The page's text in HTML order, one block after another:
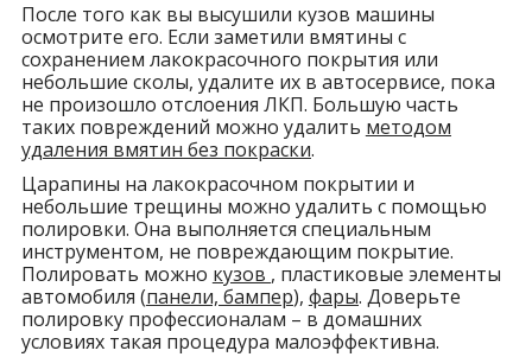
После того как вы высушили кузов машины
осмотрите его. Если заметили вмятины с
сохранением лакокрасочного покрытия или
небольшие сколы, удалите их в автосервисе, пока
не произошло отслоения ЛКП. Большую часть
таких повреждений можно удалить методом
удаления вмятин без покраски.
Царапины на лакокрасочном покрытии и
небольшие трещины можно удалить с помощью
полировки. Она выполняется специальным
инструментом, не повреждающим покрытие.
Полировать можно кузов , пластиковые элементы
автомобиля (панели, бампер), фары. Доверьте
полировку профессионалам – в домашних
условиях такая процедура малоэффективна.